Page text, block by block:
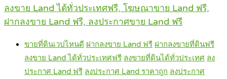
ลงขาย Land ได้ทั่วประเทศฟรี, โฆษณาขาย Land ฟรี,
ฝากลงขาย Land ฟรี, ลงประกาศขาย Land ฟรี
ขายที่ดินเวปไหนดี ฝากลงขาย Land ฟรี ฝากลงขายที่ดินฟรี
ลงขาย Land ได้ทั่วประเทศฟรี ลงขายที่ดินได้ทั่วประเทศ ลง
ประกาศ Land ฟรี ลงประกาศ Land ราคาถูก ลงประกาศ